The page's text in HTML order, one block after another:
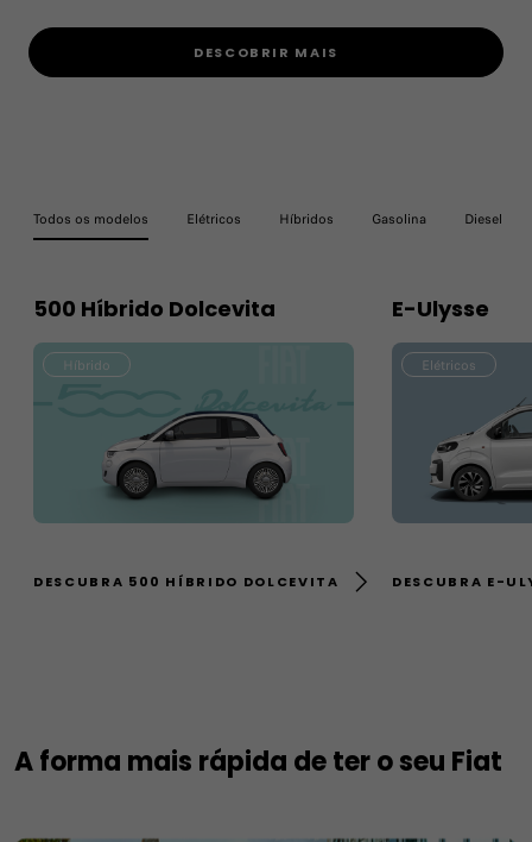
DESCOBRIR MAIS
Todos os modelos Elétricos Híbridos Gasolina Diesel
500 Híbrido Dolcevita
Híbrido
DESCUBRA 500 HÍBRIDO DOLCEVITA
E-Ulysse
Elétricos
DESCUBRA E-
A forma mais rápida de ter o seu Fiat